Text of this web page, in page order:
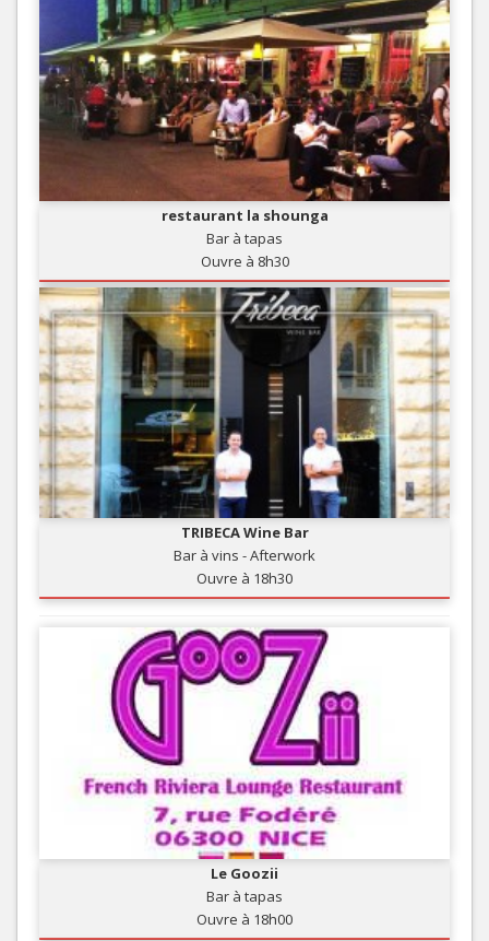
restaurant la shounga
Bar à tapas
Ouvre à 8h30
TRIBECA Wine Bar
Bar à vins - Afterwork
Ouvre à 18h30
Le Goozii
Bar à tapas
Ouvre à 18h00